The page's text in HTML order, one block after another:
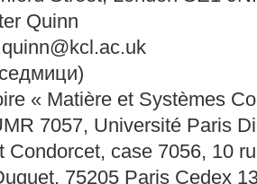
Quinn
« Matière et Systèmes
7057, Université Paris
Condorcet, case 7056, 10
75205 Paris Cedex